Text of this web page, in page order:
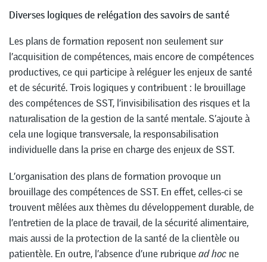
Diverses logiques de relégation des savoirs de santé
Les plans de formation reposent non seulement sur
l’acquisition de compétences, mais encore de compétences
productives, ce qui participe à reléguer les enjeux de santé
et de sécurité. Trois logiques y contribuent : le brouillage
des compétences de SST, l’invisibilisation des risques et la
naturalisation de la gestion de la santé mentale. S’ajoute à
cela une logique transversale, la responsabilisation
individuelle dans la prise en charge des enjeux de SST.
L’organisation des plans de formation provoque un
brouillage des compétences de SST. En effet, celles-ci se
trouvent mêlées aux thèmes du développement durable, de
l’entretien de la place de travail, de la sécurité alimentaire,
mais aussi de la protection de la santé de la clientèle ou
patientèle. En outre, l’absence d’une rubriquead hoc ne